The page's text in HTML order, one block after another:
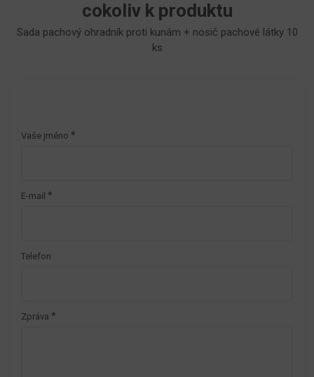
cokoliv k produktu
Sada pachový ohradník proti kunám + nosič pachové látky 10
ks
Vaše jméno *
E-mail *
Telefon
Zpráva *